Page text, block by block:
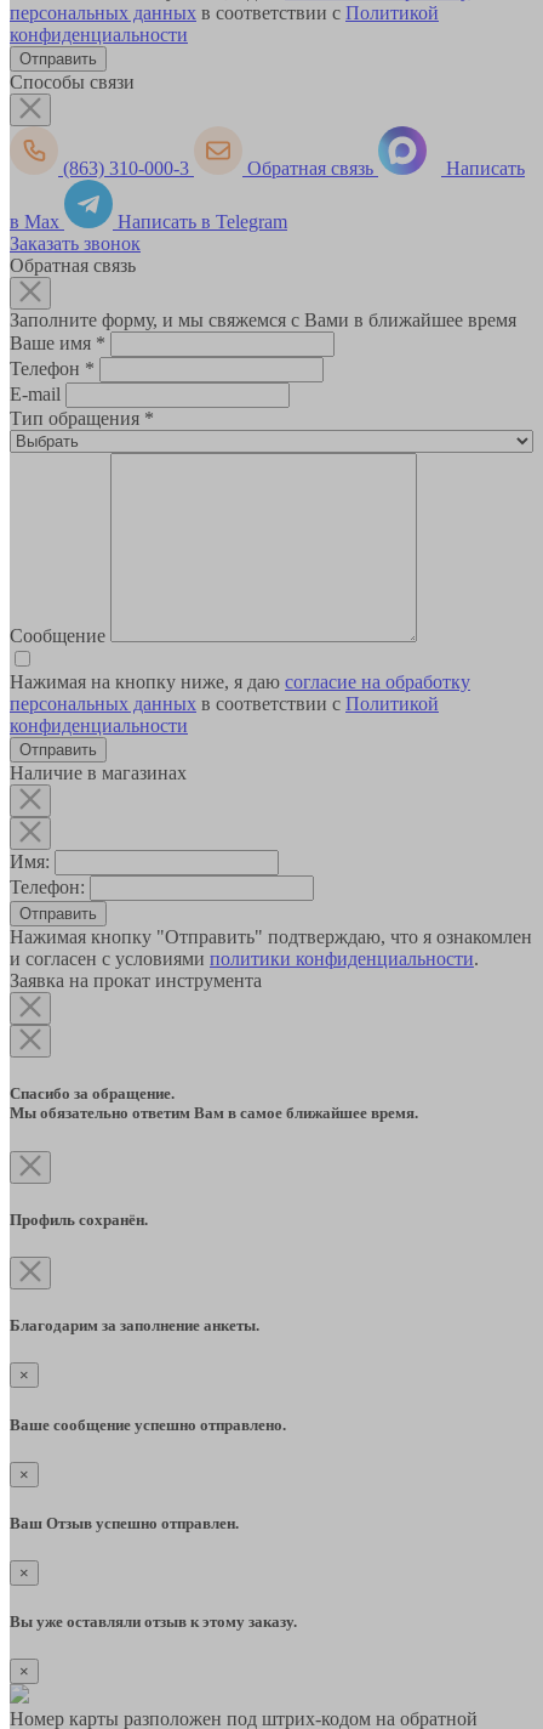
персональных данных в соответствии с Политикой
конфиденциальности
Способы связи
(863) 310-000-3 Обратная связь Написать
в Max
Написать в Telegram
Заказать звонок
Обратная связь
Заполните форму, и мы свяжемся с Вами в ближайшее время
Ваше имя *
Телефон *
E-mail
Тип обращения *
Сообщение
Нажимая на кнопку ниже, я даю согласие на обработку
персональных данных в соответствии с Политикой
конфиденциальности
Наличие в магазинах
Имя:
Телефон:
Отправить
Нажимая кнопку "Отправить" подтверждаю, что я ознакомлен
и согласен с условиями политики конфиденциальности.
Заявка на прокат инструмента
Спасибо за обращение.
Мы обязательно ответим Вам в самое ближайшее время.
Профиль сохранён.
Благодарим за заполнение анкеты.
×
Ваше сообщение успешно отправлено.
×
Ваш Отзыв успешно отправлен.
×
Вы уже оставляли отзыв к этому заказу.
×
Номер карты разположен под штрих-кодом на обратной